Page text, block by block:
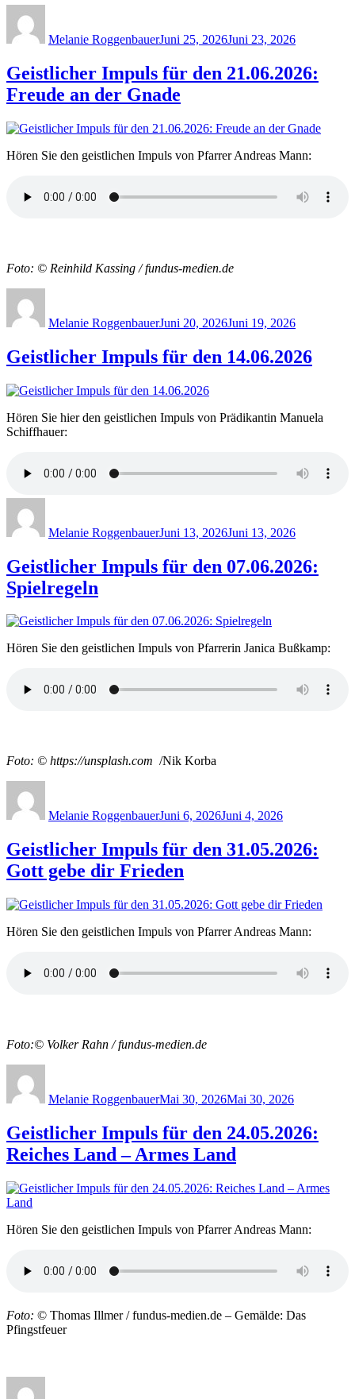
Melanie RoggenbauerJuni 25, 2026Juni 23, 2026
Geistlicher Impuls für den 21.06.2026:
Freude an der Gnade
Hören Sie den geistlichen Impuls von Pfarrer Andreas Mann:
Foto: © Reinhild Kassing / fundus-medien.de
Melanie RoggenbauerJuni 20, 2026Juni 19, 2026
Geistlicher Impuls für den 14.06.2026
Hören Sie hier den geistlichen Impuls von Prädikantin Manuela
Schiffhauer:
Melanie RoggenbauerJuni 13, 2026Juni 13, 2026
Geistlicher Impuls für den 07.06.2026:
Spielregeln
Hören Sie den geistlichen Impuls von Pfarrerin Janica Bußkamp:
Foto: © https://unsplash.com /Nik Korba
Melanie RoggenbauerJuni 6, 2026Juni 4, 2026
Geistlicher Impuls für den 31.05.2026:
Gott gebe dir Frieden
Hören Sie den geistlichen Impuls von Pfarrer Andreas Mann:
Foto:© Volker Rahn / fundus-medien.de
Melanie RoggenbauerMai 30, 2026Mai 30, 2026
Geistlicher Impuls für den 24.05.2026:
Reiches Land – Armes Land
Hören Sie den geistlichen Impuls von Pfarrer Andreas Mann:
Foto: © Thomas Illmer / fundus-medien.de – Gemälde: Das
Pfingstfeuer